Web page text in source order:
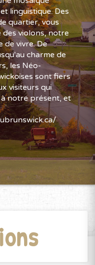
linguistique. Des
quartier, vous
des violons, notre
de vivre. De
charme de
les Néo-
sont fiers
visiteurs qui
notre présent, et